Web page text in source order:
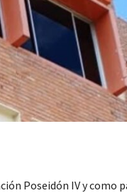
Poseidón IV y como